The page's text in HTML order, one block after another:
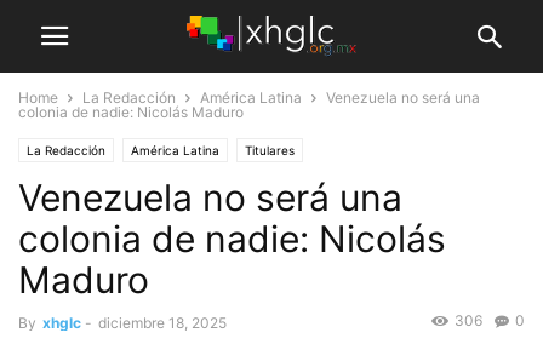
Home La Redacción América Latina
Venezuela no será una
colonia de nadie: Nicolás Maduro
La Redacción América Latina Titulares
Venezuela no será una
colonia de nadie: Nicolás
Maduro
By xhglc - diciembre 18, 2025 0
306